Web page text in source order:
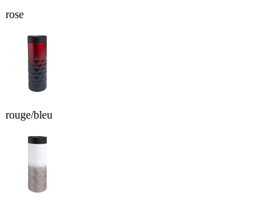
rose
rouge/bleu